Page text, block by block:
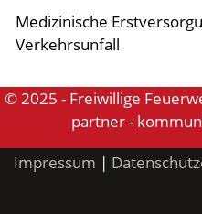
Medizinische
Verkehrsunfall
© 2025 - Freiwillige
partner -
Impressum |